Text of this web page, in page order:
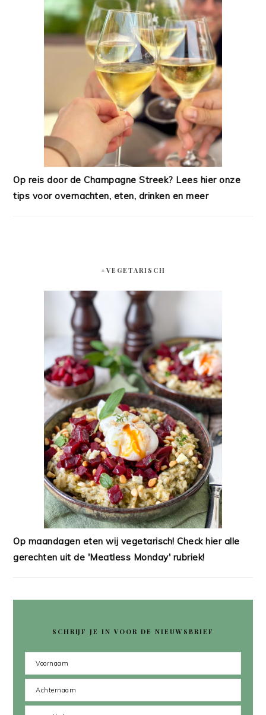
Op reis door de Champagne Streek? Lees hier onze
tips voor overnachten, eten, drinken en meer
#VEGETARISCH
Op maandagen eten wij vegetarisch! Check hier alle
gerechten uit de 'Meatless Monday' rubriek!
SCHRIJF JE IN VOOR DE NIEUWSBRIEF